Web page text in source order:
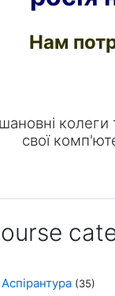
Нам
шановні колеги
свої
Аспірантура(35)